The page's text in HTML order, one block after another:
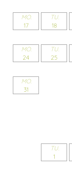
MO.
17
TU.
18
MO.
24
TU.
25
MO.
31
TU.
1